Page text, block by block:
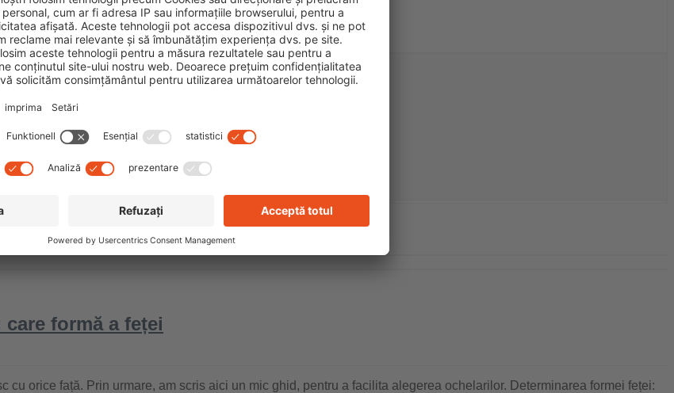
formă a feței
cu orice față. Prin urmare, am scris aici un mic ghid, pentru a facilita alegerea ochelarilor. Determinarea formei feței: